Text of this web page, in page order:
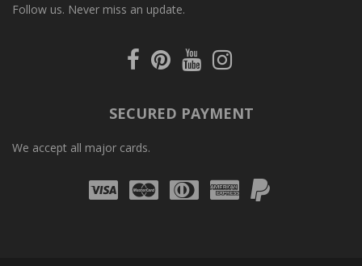
Follow us. Never miss an update.
FacebookPinterestYoutubeInstagram
SECURED PAYMENT
We accept all major cards.
Visa Mastercard
Diners
Club
AmexPayPal